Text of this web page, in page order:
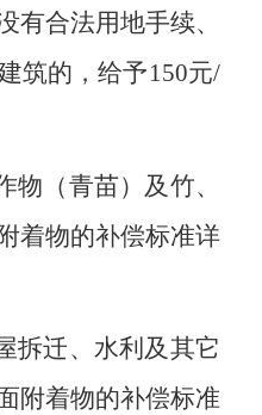
有合法用地手续、
筑的，给予150元/
物（青苗）及竹、
着物的补偿标准详
拆迁、水利及其它
附着物的补偿标准